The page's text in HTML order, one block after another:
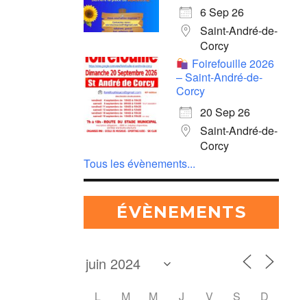
6 Sep 26
Saint-André-de-
Corcy
Foirefouille 2026
– Saint-André-de-
Corcy
20 Sep 26
Saint-André-de-
Corcy
Tous les évènements...
ÉVÈNEMENTS
L M M J V S
D